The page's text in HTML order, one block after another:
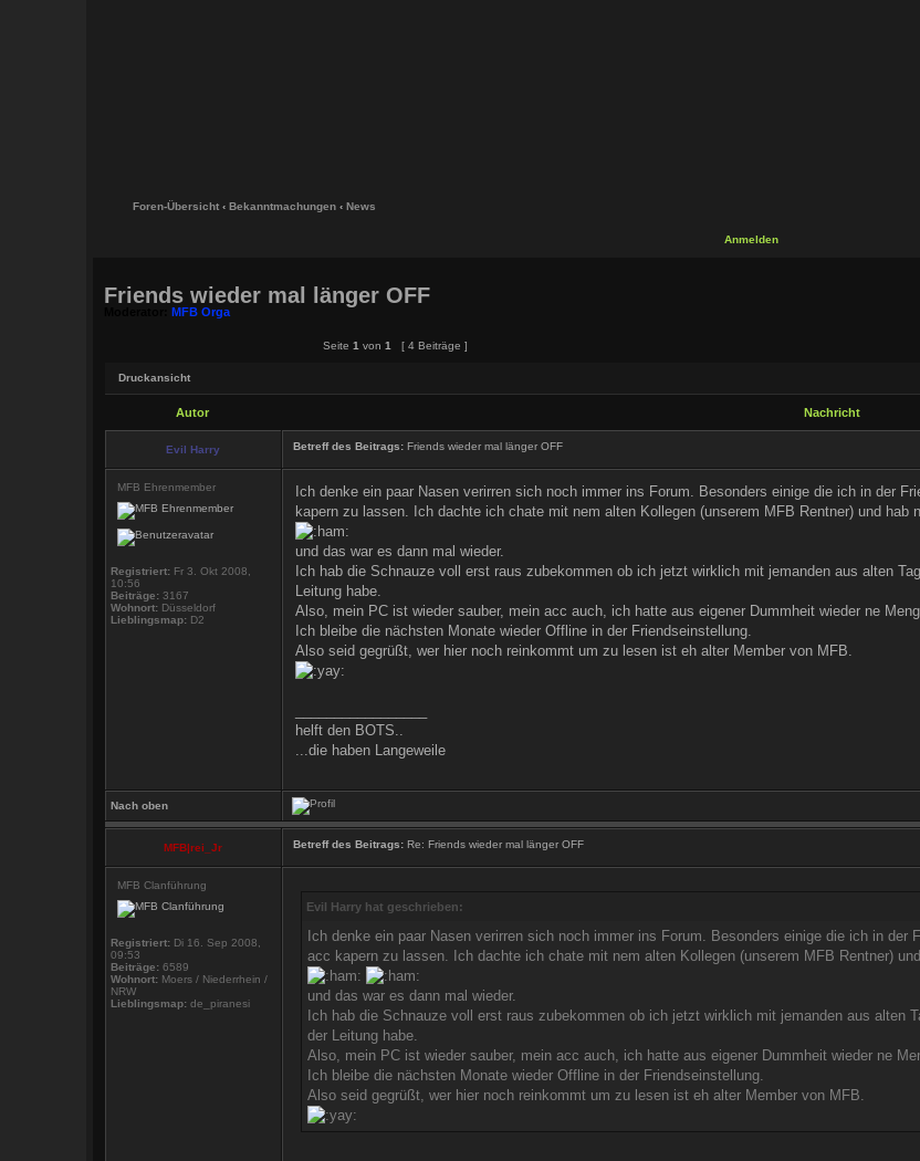
Foren-Übersicht ‹ Bekanntmachungen ‹ News
Anmelden
Friends wieder mal länger OFF
MFB Orga
Seite 1 von 1 [ 4 Beiträge ]
Druckansicht
Autor Nachricht
Evil Harry Betreff des Beitrags:Friends wieder mal länger OFF
MFB Ehrenmember
Registriert:Fr 3. Okt 2008,
10:56
Beiträge:3167
Wohnort:Düsseldorf
Lieblingsmap:D2
Ich denke ein paar Nasen verirren sich noch immer ins Forum. Besonders einige die ich in der
kapern zu lassen. Ich dachte ich chate mit nem alten Kollegen (unserem MFB Rentner) und hab
und das war es dann mal wieder.
Ich hab die Schnauze voll erst raus zubekommen ob ich jetzt wirklich mit jemanden aus alten
Leitung habe.
Also, mein PC ist wieder sauber, mein acc auch, ich hatte aus eigener Dummheit wieder ne
Ich bleibe die nächsten Monate wieder Offline in der Friendseinstellung.
Also seid gegrüßt, wer hier noch reinkommt um zu lesen ist eh alter Member von MFB.
helft den BOTS..
...die haben Langeweile
Nach oben
MFB|rei_Jr Betreff des Beitrags:Re: Friends wieder mal länger OFF
MFB Clanführung
Registriert:Di 16. Sep 2008,
09:53
Beiträge:6589
Wohnort:Moers / Niederrhein /
NRW
Lieblingsmap:de_piranesi
Evil Harry hat geschrieben:
Ich denke ein paar Nasen verirren sich noch immer ins Forum. Besonders einige die ich in
acc kapern zu lassen. Ich dachte ich chate mit nem alten Kollegen (unserem MFB Rentner)
und das war es dann mal wieder.
Ich hab die Schnauze voll erst raus zubekommen ob ich jetzt wirklich mit jemanden aus alten
der Leitung habe.
Also, mein PC ist wieder sauber, mein acc auch, ich hatte aus eigener Dummheit wieder ne
Ich bleibe die nächsten Monate wieder Offline in der Friendseinstellung.
Also seid gegrüßt, wer hier noch reinkommt um zu lesen ist eh alter Member von MFB.